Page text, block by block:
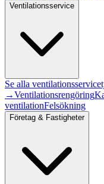
Ventilationsservice
Se alla ventilationsservice
→Ventilationsrengöring
ventilationFelsökning
Företag & Fastigheter